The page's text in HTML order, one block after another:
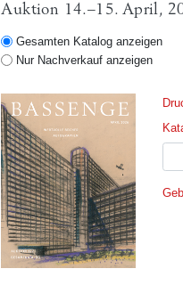
Auktion 14.–15. April,
Gesamten Katalog anzeigen
Nur Nachverkauf anzeigen